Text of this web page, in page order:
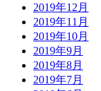
2019年12月
2019年11月
2019年10月
2019年9月
2019年8月
2019年7月